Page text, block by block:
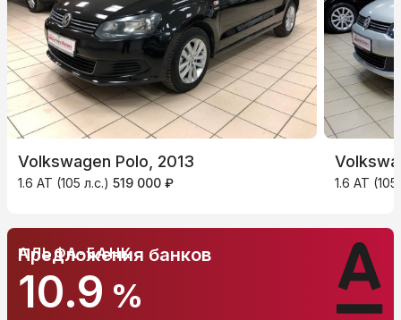
Volkswagen Polo, 2013
1.6 AT (105 л.с.) 519 000 ₽ 1.6 AT
АЛЬФА-БАНК
10.9 %
Предложения банков